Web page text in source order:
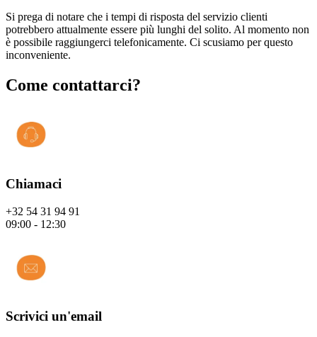
Si prega di notare che i tempi di risposta del servizio clienti
potrebbero attualmente essere più lunghi del solito. Al momento non
è possibile raggiungerci telefonicamente. Ci scusiamo per questo
inconveniente.
Come contattarci?
Chiamaci
+32 54 31 94 91
09:00 - 12:30
Scrivici un'email